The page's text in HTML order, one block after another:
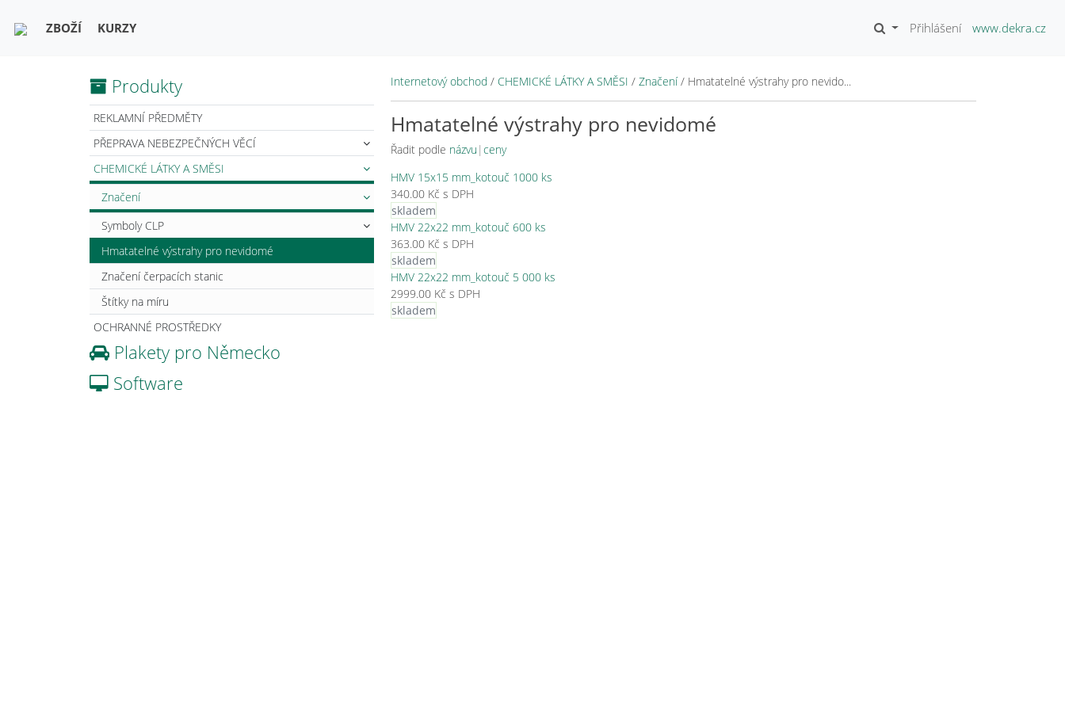
ZBOŽÍ KURZY Přihlášení www.dekra.cz
Produkty
REKLAMNÍ PŘEDMĚTY
PŘEPRAVA NEBEZPEČNÝCH VĚCÍ
CHEMICKÉ LÁTKY A SMĚSI
Značení
Symboly CLP
Hmatatelné výstrahy pro nevidomé
Značení čerpacích stanic
Štítky na míru
OCHRANNÉ PROSTŘEDKY
Plakety pro Německo
Software
Internetový obchod / CHEMICKÉ LÁTKY A SMĚSI / Značení/ Hmatatelné výstrahy pro nevido...
Hmatatelné výstrahy pro nevidomé
Řadit podle názvu | ceny
HMV 15x15 mm_kotouč 1000 ks
340.00 Kč s DPH
skladem
HMV 22x22 mm_kotouč 600 ks
363.00 Kč s DPH
skladem
HMV 22x22 mm_kotouč 5 000 ks
2999.00 Kč s DPH
skladem